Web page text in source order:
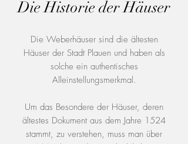
Die Historie der Häuser
Die Weberhäuser sind die ältesten
Häuser der Stadt Plauen und haben als
solche ein authentisches
Alleinstellungsmerkmal.
Um das Besondere der Häuser, deren
ältestes Dokument aus dem Jahre 1524
stammt, zu verstehen, muss man über